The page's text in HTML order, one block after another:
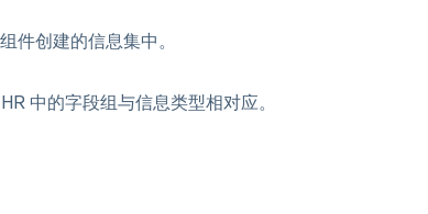
件创建的信息集中。
中的字段组与信息类型相对应。